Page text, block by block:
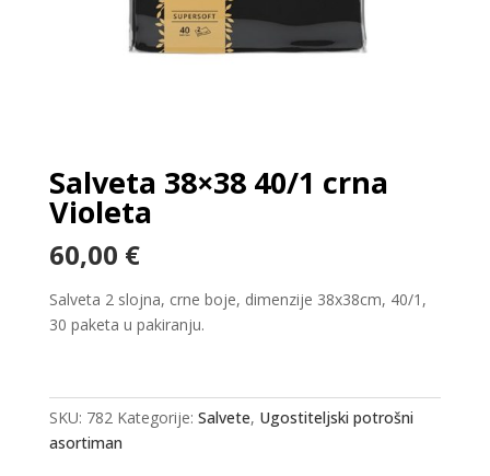
Salveta 38×38 40/1 crna
Violeta
60,00 €
Salveta 2 slojna, crne boje, dimenzije 38x38cm, 40/1,
30 paketa u pakiranju.
SKU: 782 Kategorije: Salvete, Ugostiteljski potrošni
asortiman